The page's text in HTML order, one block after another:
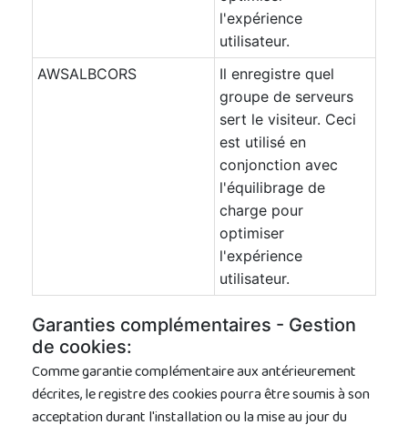
l'expérience
utilisateur.
AWSALBCORS
Il enregistre quel
groupe de serveurs
sert le visiteur. Ceci
est utilisé en
conjonction avec
l'équilibrage de
charge pour
optimiser
l'expérience
utilisateur.
Garanties complémentaires - Gestion
de cookies:
Comme garantie complémentaire aux antérieurement
décrites, le registre des cookies pourra être soumis à son
acceptation durant l'installation ou la mise au jour du